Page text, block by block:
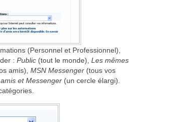
(Personnel et Professionnel),
: Public (tout le monde), Les mêmes
amis), MSN Messenger (tous vos
et Messenger (un cercle élargi).